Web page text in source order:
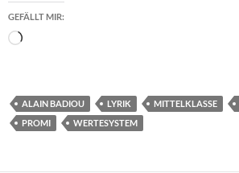
GEFÄLLT MIR:
Wird
ALAIN BADIOU LYRIK MITTELKLASSE
PROMI
WERTESYSTEM